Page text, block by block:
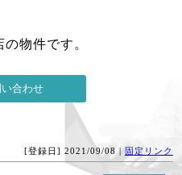
物件です。
[登録日] 2021/09/08 | 固定リンク